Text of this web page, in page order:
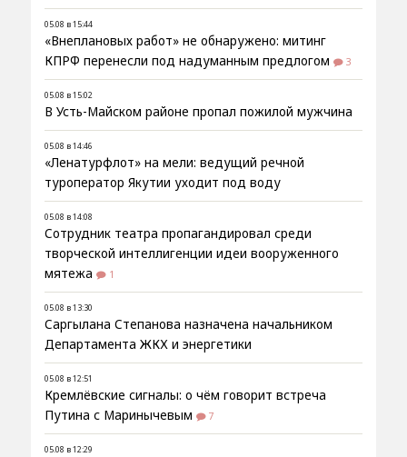
05.08 в 15:44
«Внеплановых работ» не обнаружено: митинг
КПРФ перенесли под надуманным предлогом
3
05.08 в 15:02
В Усть-Майском районе пропал пожилой мужчина
05.08 в 14:46
«Ленатурфлот» на мели: ведущий речной
туроператор Якутии уходит под воду
05.08 в 14:08
Сотрудник театра пропагандировал среди
творческой интеллигенции идеи вооруженного
мятежа
1
05.08 в 13:30
Саргылана Степанова назначена начальником
Департамента ЖКХ и энергетики
05.08 в 12:51
Кремлёвские сигналы: о чём говорит встреча
Путина с Маринычевым
7
05.08 в 12:29